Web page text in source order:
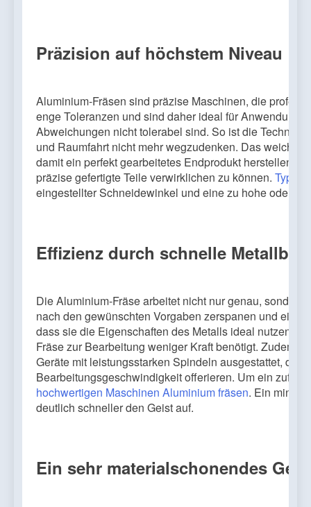
Präzision auf höchstem Niveau
Aluminium-Fräsen sind präzise Maschinen, die
enge Toleranzen und sind daher ideal für
Abweichungen nicht tolerabel sind. So ist die Technik
und Raumfahrt nicht mehr wegzudenken. Das weiche
damit ein perfekt gearbeitetes Endprodukt herstellen.
präzise gefertigte Teile verwirklichen zu können.
eingestellter Schneidewinkel und eine zu hohe oder
Effizienz durch schnelle
Die Aluminium-Fräse arbeitet nicht nur genau,
nach den gewünschten Vorgaben zerspanen und ein
dass sie die Eigenschaften des Metalls ideal nutzen.
Fräse zur Bearbeitung weniger Kraft benötigt. Zudem
Geräte mit leistungsstarken Spindeln ausgestattet, die
Bearbeitungsgeschwindigkeit offerieren. Um ein
hochwertigen Maschinen Aluminium fräsen. Ein
deutlich schneller den Geist auf.
Ein sehr materialschonendes